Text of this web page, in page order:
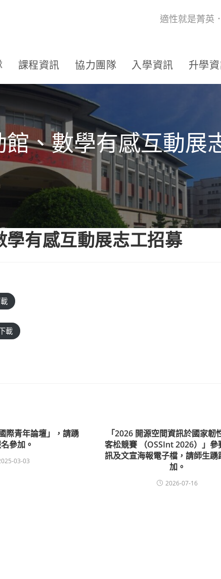
適性就是菁英
課程資訊 協力團隊 入學資訊 升學
、數學有感互動展
有感互動展志工招募
載
際青年論壇」，請踴
參加。
03-03
「2026 開源空間資訊於國家韌
客松競賽 （OSSInt 2026）」參
訊及文宣海報電子檔，請師生踴
加。
2026-07-16